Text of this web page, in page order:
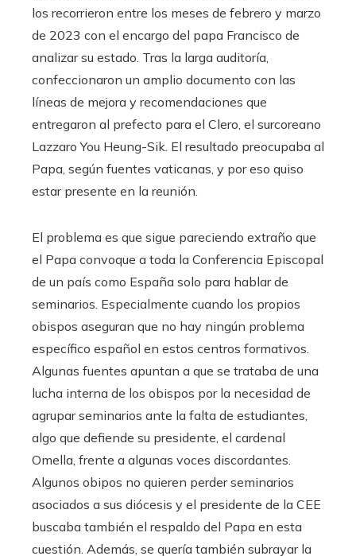
los recorrieron entre los meses de febrero y marzo
de 2023 con el encargo del papa Francisco de
analizar su estado. Tras la larga auditoría,
confeccionaron un amplio documento con las
líneas de mejora y recomendaciones que
entregaron al prefecto para el Clero, el surcoreano
Lazzaro You Heung-Sik. El resultado preocupaba al
Papa, según fuentes vaticanas, y por eso quiso
estar presente en la reunión.
El problema es que sigue pareciendo extraño que
el Papa convoque a toda la Conferencia Episcopal
de un país como España solo para hablar de
seminarios. Especialmente cuando los propios
obispos aseguran que no hay ningún problema
específico español en estos centros formativos.
Algunas fuentes apuntan a que se trataba de una
lucha interna de los obispos por la necesidad de
agrupar seminarios ante la falta de estudiantes,
algo que defiende su presidente, el cardenal
Omella, frente a algunas voces discordantes.
Algunos obipos no quieren perder seminarios
asociados a sus diócesis y el presidente de la CEE
buscaba también el respaldo del Papa en esta
cuestión. Además, se quería también subrayar la